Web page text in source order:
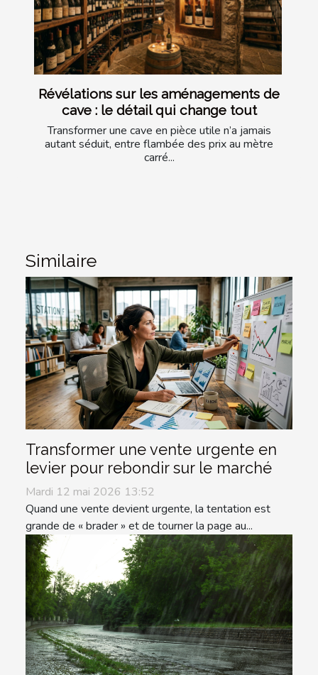
Révélations sur les aménagements de
cave : le détail qui change tout
Transformer une cave en pièce utile n’a jamais
autant séduit, entre flambée des prix au mètre
carré...
Similaire
Transformer une vente urgente en
levier pour rebondir sur le marché
Mardi 12 mai 2026 13:52
Quand une vente devient urgente, la tentation est
grande de « brader » et de tourner la page au...